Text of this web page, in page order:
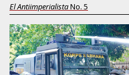
El AntiimperialistaNo. 5